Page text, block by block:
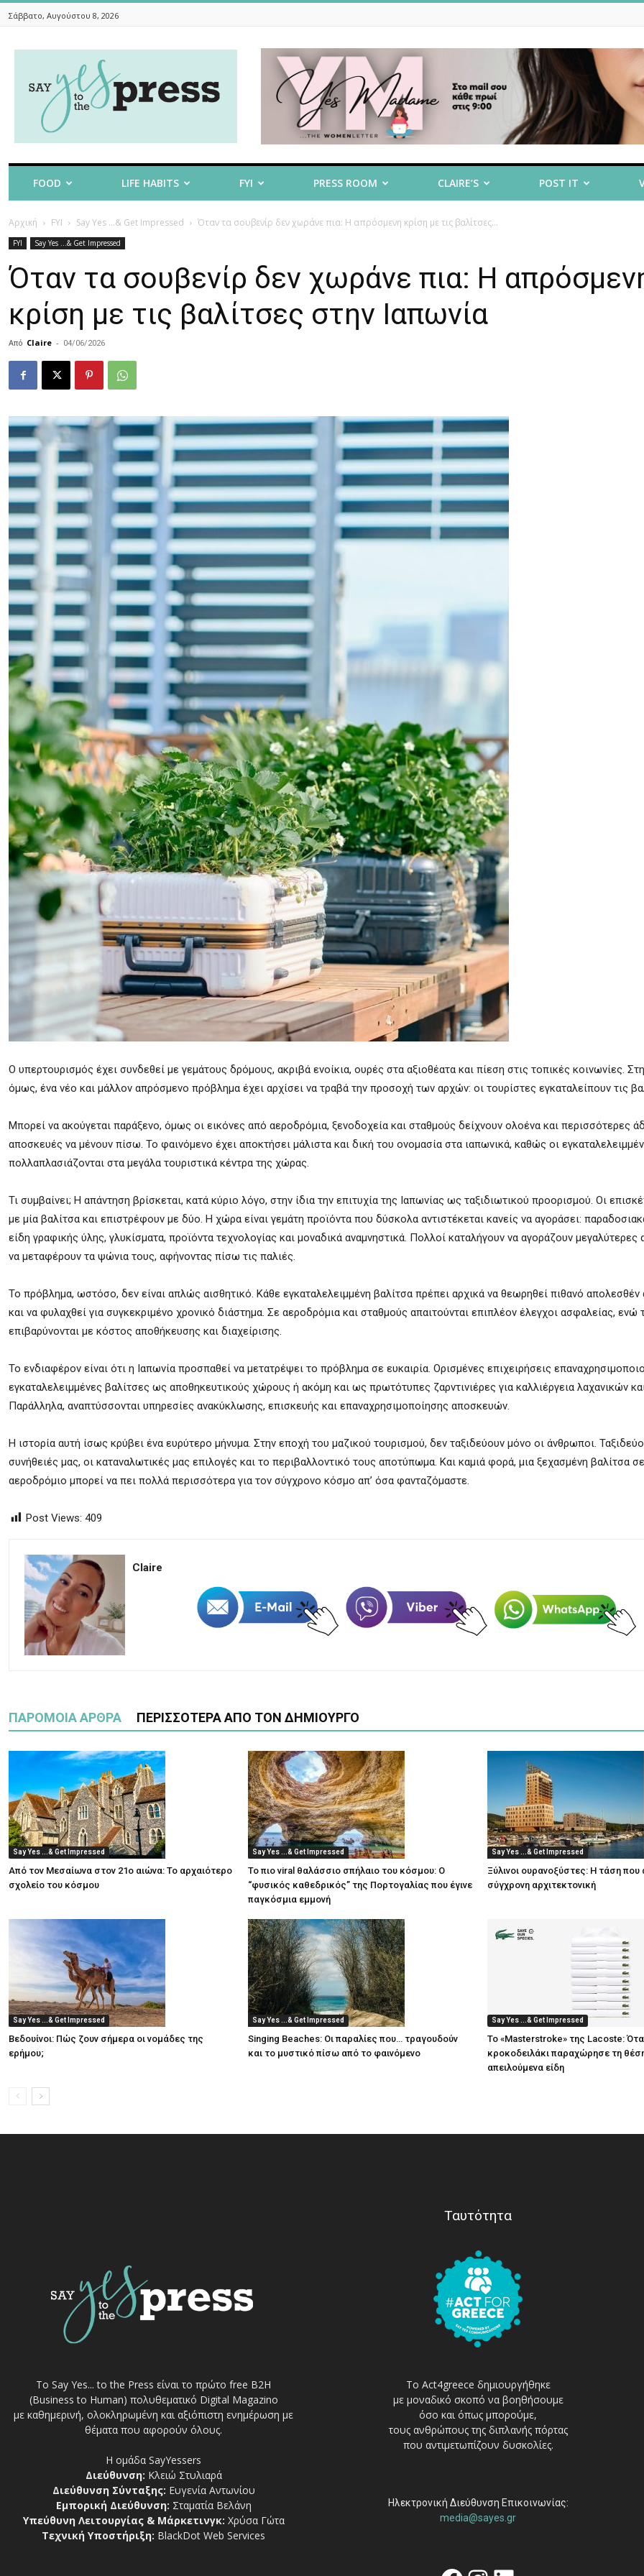
Σάββατο, Αυγούστου 8, 2026
To
The
FOOD LIFE HABITS FYI PRESS ROOM CLAIRE’S POST IT
Αρχική FYI Say Yes ...& Get Impressed Όταν τα σουβενίρ δεν χωράνε πια: Η απρόσμενη κρίση με τις βαλίτσες...
FYI Say Yes ...& Get Impressed
Όταν τα σουβενίρ δεν χωράνε πια: Η
κρίση με τις βαλίτσες στην Ιαπωνία
Από Claire - 04/06/2026
Ο υπερτουρισμός έχει συνδεθεί με γεμάτους δρόμους, ακριβά ενοίκια, ουρές στα αξιοθέατα και πίεση στις τοπικές κοινωνίες.
όμως, ένα νέο και μάλλον απρόσμενο πρόβλημα έχει αρχίσει να τραβά την προσοχή των αρχών: οι τουρίστες εγκαταλείπουν τις
Μπορεί να ακούγεται παράξενο, όμως οι εικόνες από αεροδρόμια, ξενοδοχεία και σταθμούς δείχνουν ολοένα και περισσότερες
αποσκευές να μένουν πίσω. Το φαινόμενο έχει αποκτήσει μάλιστα και δική του ονομασία στα ιαπωνικά, καθώς οι
πολλαπλασιάζονται στα μεγάλα τουριστικά κέντρα της χώρας.
Τι συμβαίνει; Η απάντηση βρίσκεται, κατά κύριο λόγο, στην ίδια την επιτυχία της Ιαπωνίας ως ταξιδιωτικού προορισμού. Οι
με μία βαλίτσα και επιστρέφουν με δύο. Η χώρα είναι γεμάτη προϊόντα που δύσκολα αντιστέκεται κανείς να αγοράσει:
είδη γραφικής ύλης, γλυκίσματα, προϊόντα τεχνολογίας και μοναδικά αναμνηστικά. Πολλοί καταλήγουν να αγοράζουν μεγαλύτερες
να μεταφέρουν τα ψώνια τους, αφήνοντας πίσω τις παλιές.
Το πρόβλημα, ωστόσο, δεν είναι απλώς αισθητικό. Κάθε εγκαταλελειμμένη βαλίτσα πρέπει αρχικά να θεωρηθεί πιθανό απολεσθέν
και να φυλαχθεί για συγκεκριμένο χρονικό διάστημα. Σε αεροδρόμια και σταθμούς απαιτούνται επιπλέον έλεγχοι ασφαλείας, ενώ
επιβαρύνονται με κόστος αποθήκευσης και διαχείρισης.
Το ενδιαφέρον είναι ότι η Ιαπωνία προσπαθεί να μετατρέψει το πρόβλημα σε ευκαιρία. Ορισμένες επιχειρήσεις
εγκαταλελειμμένες βαλίτσες ως αποθηκευτικούς χώρους ή ακόμη και ως πρωτότυπες ζαρντινιέρες για καλλιέργεια λαχανικών
Παράλληλα, αναπτύσσονται υπηρεσίες ανακύκλωσης, επισκευής και επαναχρησιμοποίησης αποσκευών.
Η ιστορία αυτή ίσως κρύβει ένα ευρύτερο μήνυμα. Στην εποχή του μαζικού τουρισμού, δεν ταξιδεύουν μόνο οι άνθρωποι.
συνήθειές μας, οι καταναλωτικές μας επιλογές και το περιβαλλοντικό τους αποτύπωμα. Και καμιά φορά, μια ξεχασμένη βαλίτσα
αεροδρόμιο μπορεί να πει πολλά περισσότερα για τον σύγχρονο κόσμο απ’ όσα φανταζόμαστε.
Post Views: 409
Claire
ΠΑΡΟΜΟΙΑ ΑΡΘΡΑ ΠΕΡΙΣΣΟΤΕΡΑ ΑΠΟ ΤΟΝ ΔΗΜΙΟΥΡΓΟ
Say Yes ...& Get Impressed
Από τον Μεσαίωνα στον 21ο αιώνα: Το αρχαιότερο
σχολείο του κόσμου
Say Yes ...& Get Impressed
Το πιο viral θαλάσσιο σπήλαιο του κόσμου: Ο
“φυσικός καθεδρικός” της Πορτογαλίας που έγινε
παγκόσμια εμμονή
Say Yes ...& Get Impressed
Ξύλινοι ουρανοξύστες: Η τάση που
σύγχρονη αρχιτεκτονική
Say Yes ...& Get Impressed
Βεδουίνοι: Πώς ζουν σήμερα οι νομάδες της
ερήμου;
Say Yes ...& Get Impressed
Singing Beaches: Οι παραλίες που… τραγουδούν
και το μυστικό πίσω από το φαινόμενο
Say Yes ...& Get Impressed
Το «Masterstroke» της Lacoste:
κροκοδειλάκι παραχώρησε τη
απειλούμενα είδη
Το Say Yes... to the Press είναι το πρώτο free Β2Η
(Business to Human) πολυθεματικό Digital Magazino
με καθημερινή, ολοκληρωμένη και αξιόπιστη ενημέρωση με
θέματα που αφορούν όλους.
Η ομάδα SayYessers
Διεύθυνση: Κλειώ Στυλιαρά
Διεύθυνση Σύνταξης: Ευγενία Αντωνίου
Εμπορική Διεύθυνση: Σταματία Βελάνη
Υπεύθυνη Λειτουργίας & Μάρκετινγκ: Χρύσα Γώτα
Τεχνική Υποστήριξη: BlackDot Web Services
Ταυτότητα
Το Act4greece δημιουργήθηκε
με μοναδικό σκοπό να βοηθήσουμε
όσο και όπως μπορούμε,
τους ανθρώπους της διπλανής πόρτας
που αντιμετωπίζουν δυσκολίες.
Ηλεκτρονική Διεύθυνση Επικοινωνίας:
media@sayes.gr